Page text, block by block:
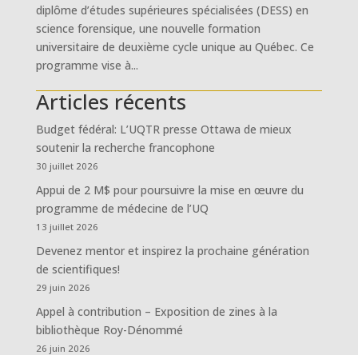
diplôme d’études supérieures spécialisées (DESS) en
science forensique, une nouvelle formation
universitaire de deuxième cycle unique au Québec. Ce
programme vise à...
Articles récents
Budget fédéral: L’UQTR presse Ottawa de mieux
soutenir la recherche francophone
30 juillet 2026
Appui de 2 M$ pour poursuivre la mise en œuvre du
programme de médecine de l’UQ
13 juillet 2026
Devenez mentor et inspirez la prochaine génération
de scientifiques!
29 juin 2026
Appel à contribution – Exposition de zines à la
bibliothèque Roy-Dénommé
26 juin 2026